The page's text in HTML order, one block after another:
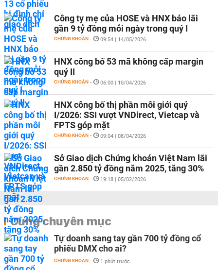
Công ty mẹ của HOSE và HNX báo lãi
gần 9 tỷ đồng mỗi ngày trong quý I
CHỨNG KHOÁN - 09:54 | 14/05/2026
HNX công bố 53 mã không cấp margin
quý II
CHỨNG KHOÁN - 06:00 | 10/04/2026
HNX công bố thị phần môi giới quý
I/2026: SSI vượt VNDirect, Vietcap và
FPTS góp mặt
CHỨNG KHOÁN - 09:04 | 08/04/2026
Sở Giao dịch Chứng khoán Việt Nam lãi
gần 2.850 tỷ đồng năm 2025, tăng 30%
CHỨNG KHOÁN - 19:18 | 05/02/2026
Cùng chuyên mục
Tự doanh sang tay gần 700 tỷ đồng cổ
phiếu DMX cho ai?
CHỨNG KHOÁN - 1 phút trước